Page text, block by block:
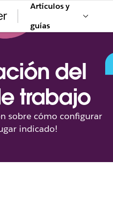
Artículos y
guías
del
trabajo
sobre cómo configurar
indicado!